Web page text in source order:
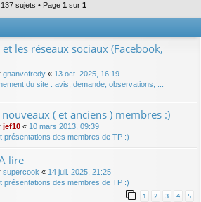
h
137 sujets • Page 1 sur 1
les réseaux sociaux (Facebook,
gnanvofredy « 13 oct. 2025, 16:19
du site : avis, demande, observations, ...
( et anciens ) membres :)
jef10 « 10 mars 2013, 09:39
présentations des membres de TP :)
lire
supercook « 14 juil. 2025, 21:25
présentations des membres de TP :)
1 2 3 4 5